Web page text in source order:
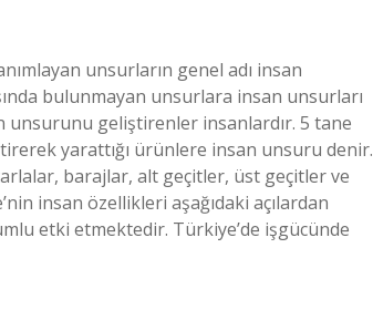
unsurların genel adı insan
bulunmayan unsurlara insan unsurları
unsurunu geliştirenler insanlardır. 5 tane
yarattığı ürünlere insan unsuru denir.
barajlar, alt geçitler, üst geçitler ve
insan özellikleri aşağıdaki açılardan
etki etmektedir. Türkiye’de işgücünde